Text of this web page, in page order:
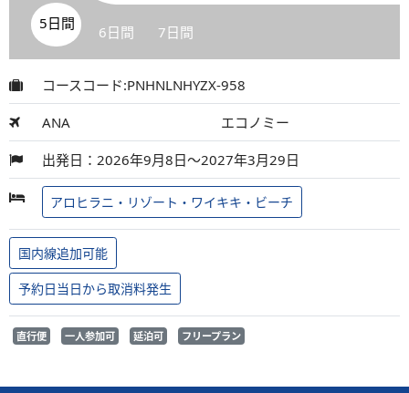
5日間 6日間 7日間
コースコード:PNHNLNHYZX-958
ANA エコノミー
出発日：2026年9月8日～2027年3月29日
アロヒラニ・リゾート・ワイキキ・ビーチ
国内線追加可能
予約日当日から取消料発生
直行便 一人参加可 延泊可 フリープラン